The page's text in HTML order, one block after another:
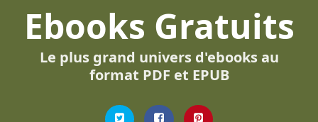
Ebooks Gratuits
Le plus grand univers d'ebooks au
format PDF et EPUB